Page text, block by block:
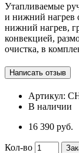
Утапливаемые
и нижний нагрев
нижний нагрев,
конвекцией,
очистка, в
Артикул:
В наличии
16 390 руб.
Кол-во